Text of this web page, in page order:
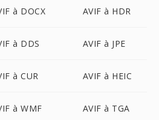
à DOCX AVIF à HDR
à DDS AVIF à JPE
à CUR AVIF à HEIC
à WMF AVIF à TGA